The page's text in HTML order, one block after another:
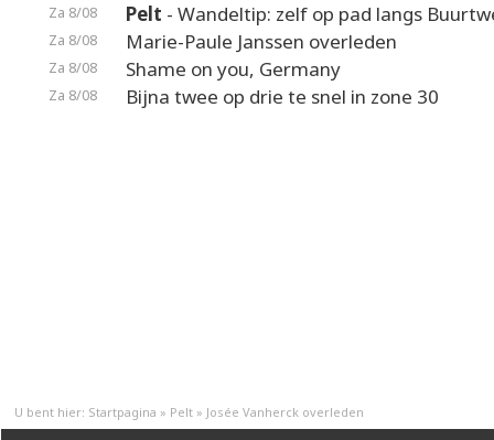
Za 8/08 Pelt - Wandeltip: zelf op pad langs
Za 8/08 Marie-Paule Janssen overleden
Za 8/08 Shame on you, Germany
Za 8/08 Bijna twee op drie te snel in zone 30
U bent hier: Startpagina » Pelt » Josée Vanherck overleden